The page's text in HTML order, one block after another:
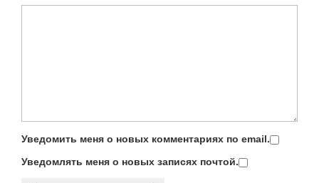
Уведомить меня о новых комментариях по email.
Уведомлять меня о новых записях почтой.